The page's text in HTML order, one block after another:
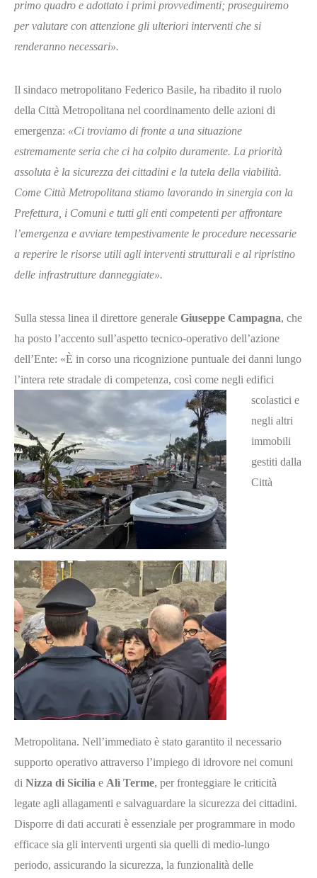
primo quadro e adottato i primi provvedimenti; proseguiremo
per valutare con attenzione gli ulteriori interventi che si
renderanno necessari».
Il sindaco metropolitano Federico Basile, ha ribadito il ruolo
della Città Metropolitana nel coordinamento delle azioni di
emergenza: «Ci troviamo di fronte a una situazione
estremamente seria che ci ha colpito duramente. La priorità
assoluta è la sicurezza dei cittadini e la tutela della viabilità.
Come Città Metropolitana stiamo lavorando in sinergia con la
Prefettura, i Comuni e tutti gli enti competenti per affrontare
l’emergenza e avviare tempestivamente le procedure necessarie
a reperire le risorse utili agli interventi strutturali e al ripristino
delle infrastrutture danneggiate».
Sulla stessa linea il direttore generale Giuseppe Campagna, che
ha posto l’accento sull’aspetto tecnico-operativo dell’azione
dell’Ente: «È in corso una ricognizione puntuale dei danni lungo
l’intera rete stradale di competenza, così come negli edifici
scolastici e
negli altri
immobili
gestiti dalla
Città
Metropolitana. Nell’immediato è stato garantito il necessario
supporto operativo attraverso l’impiego di idrovore nei comuni
di Nizza di Sicilia e Alì Terme, per fronteggiare le criticità
legate agli allagamenti e salvaguardare la sicurezza dei cittadini.
Disporre di dati accurati è essenziale per programmare in modo
efficace sia gli interventi urgenti sia quelli di medio-lungo
periodo, assicurando la sicurezza, la funzionalità delle